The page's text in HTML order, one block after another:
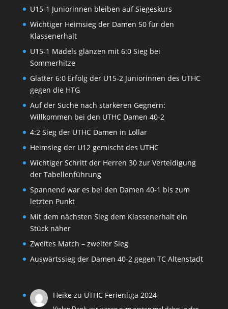
U15-1 Juniorinnen bleiben auf Siegeskurs
Wichtiger Heimsieg der Damen 50 für den
Klassenerhalt
U15-1 Mädels glänzen mit 6:0 Sieg bei
Sommerhitze
Glatter 6:0 Erfolg der U15-2 Juniorinnen des UTHC
gegen die HTG
Auf der Suche nach stärkeren Gegnern:
Willkommen bei den UTHC Damen 40-2
4:2 Sieg der UTHC Damen in Lollar
Heimsieg der U12 gemischt des UTHC
Wichtiger Schritt der Herren 30 zur Verteidigung
der Tabellenführung
Spannend war es bei den Damen 40-1 bis zum
letzten Punkt
Mit dem nächsten Sieg dem Klassenerhalt ein
Stück näher
Zweites Match – zweiter Sieg
Auswärtssieg der Damen 40-2 gegen TC Altenstadt
Heike zu UTHC Ferienliga 2024